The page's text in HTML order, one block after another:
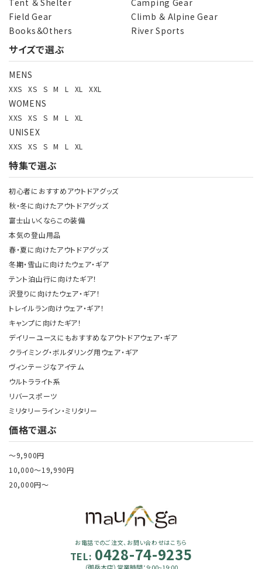
検索する
Tent ＆ Shelter
Camping Gear
Field Gear
Climb ＆ Alpine Gear
Books＆Others
River Sports
サイズで選ぶ
MENS
XXS XS S M L XL XXL
WOMENS
XXS XS S M L XL
UNISEX
XXS XS S M L XL
特集で選ぶ
初心者におすすめアウトドアグッズ
秋・冬に向けたアウトドアグッズ
富士山いくならこの装備
本気の登山用品
春・夏に向けたアウトドアグッズ
冬期・雪山に向けたウェア・ギア
テント泊山行に向けたギア！
沢登りに向けたウェア・ギア！
トレイルラン向けウェア・ギア！
キャンプに向けたギア！
デイリーユースにもおすすめなアウトドアウェア・ギア
クライミング・ボルダリング用ウェア・ギア
ヴィンテージなアイテム
ウルトラライト系
リバースポーツ
ミリタリーライン・ミリタリー
価格で選ぶ
～9,900円
10,000～19,990円
20,000円～
お電話でのご注文、お問い合わせはこちら
TEL: 0428-74-9235
（御岳本店）営業時間：9:00~19:00